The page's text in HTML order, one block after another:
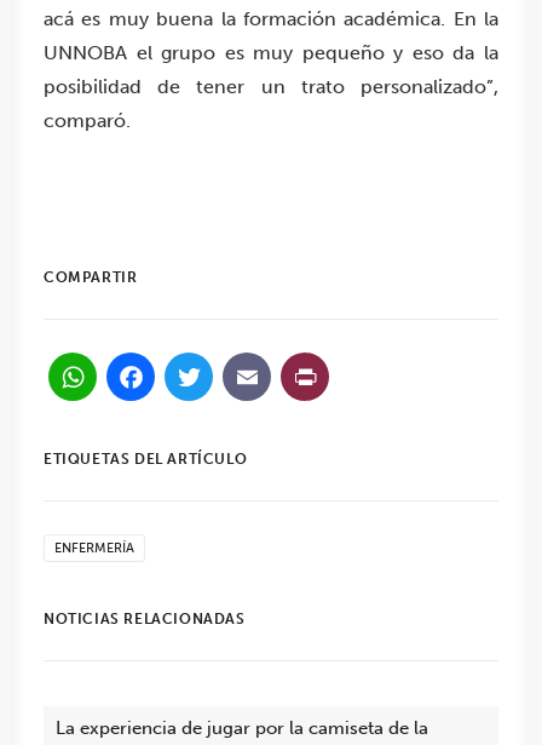
acá es muy buena la formación académica. En la
UNNOBA el grupo es muy pequeño y eso da la
posibilidad de tener un trato personalizado”,
comparó.
COMPARTIR
WhatsApp
Facebook
Twitter
Email
ETIQUETAS DEL ARTÍCULO
ENFERMERÍA
NOTICIAS RELACIONADAS
La experiencia de jugar por la camiseta de la